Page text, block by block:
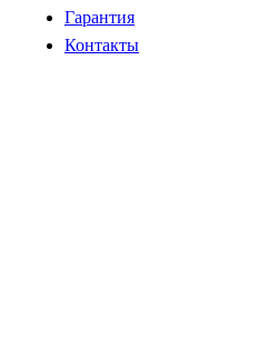
Гарантия
Контакты